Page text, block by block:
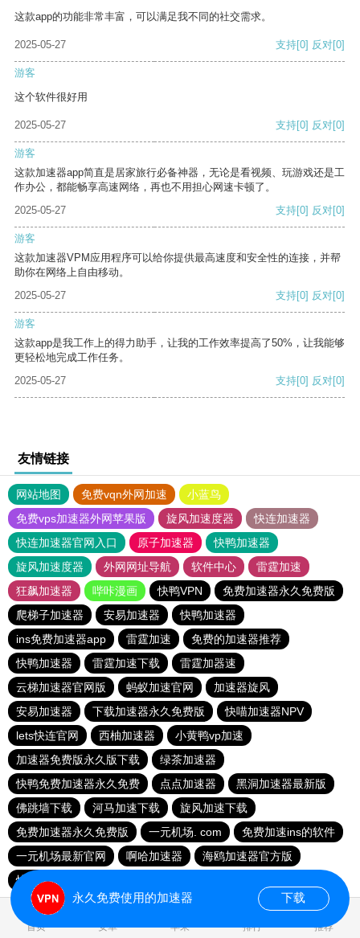
这款app的功能非常丰富，可以满足我不同的社交需求。
2025-05-27 支持[0] 反对[0]
游客
这个软件很好用
2025-05-27 支持[0] 反对[0]
游客
这款加速器app简直是居家旅行必备神器，无论是看视频、玩游戏还是工
作办公，都能畅享高速网络，再也不用担心网速卡顿了。
2025-05-27
支持[0] 反对[0]
游客
这款加速器VPM应用程序可以给你提供最高速度和安全性的连接，并帮
助你在网络上自由移动。
2025-05-27
支持[0] 反对[0]
游客
这款app是我工作上的得力助手，让我的工作效率提高了50%，让我能够
更轻松地完成工作任务。
2025-05-27
支持[0] 反对[0]
友情链接
网站地图 免费vqn外网加速
小蓝鸟
免费vps加速器外网苹果版
旋风加速度器
快连加速器
快连加速器官网入口
原子加速器
快鸭加速器
旋风加速度器
外网网址导航 软件中心
雷霆加速
狂飙加速器
哔咔漫画 快鸭VPN
免费加速器永久免费版
爬梯子加速器
安易加速器
快鸭加速器
ins免费加速器app
雷霆加速
免费的加速器推荐
快鸭加速器
雷霆加速下载
雷霆加器速
云梯加速器官网版
蚂蚁加速官网
加速器旋风
安易加速器
下载加速器永久免费版
快喵加速器NPV
lets快连官网
西柚加速器
小黄鸭vp加速
加速器免费版永久版下载
绿茶加速器
快鸭免费加速器永久免费
点点加速器
黑洞加速器最新版
佛跳墙下载
河马加速下载
旋风加速下载
免费加速器永久免费版
一元机场. com
免费加速ins的软件
一元机场最新官网
啊哈加速器
海鸥加速器官方版
快鸭加速器app
首页 安卓 苹果 排行 推荐
永久免费使用的加速器 下载
0.019741s